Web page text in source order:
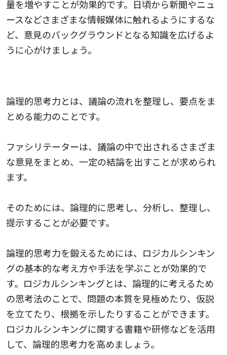
量を増やすことが効果的です。日頃から新聞やニュ
ースなどさまざまな情報媒体に触れるようにするな
ど、意見のバックグラウンドとなる知識を広げるよ
うに心がけましょう。
論理的思考力とは、議論の流れを整理し、要点をま
とめる能力のことです。
ファシリテーターは、議論の中で出されるさまざま
な意見をまとめ、一定の結論を出すことが求められ
ます。
そのためには、論理的に思考し、分析し、整理し、
提示することが必要です。
論理的思考力を鍛えるためには、ロジカルシンキン
グの基本的な考え方や手法を学ぶことが効果的で
す。ロジカルシンキングとは、論理的に考えるため
の思考法のことで、問題の本質を見極めたり、仮説
を立てたり、根拠を示したりすることができます。
ロジカルシンキングに関する書籍や研修などを活用
して、論理的思考力を高めましょう。